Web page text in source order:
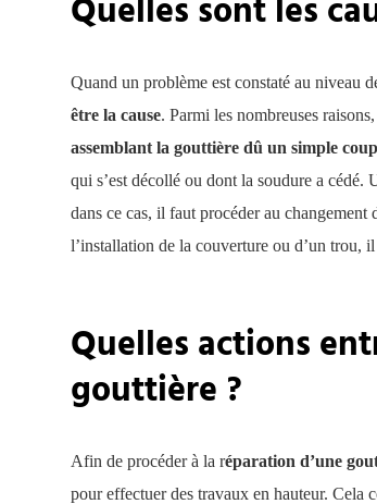
Quelles sont les
Quand un problème est constaté au niveau
être la cause. Parmi les nombreuses
assemblant la gouttière dû un simple
qui s’est décollé ou dont la soudure a cédé.
dans ce cas, il faut procéder au
l’installation de la couverture ou d’un trou,
Quelles actions
gouttière ?
Afin de procéder à la réparation d’une
pour effectuer des travaux en hauteur. Cela